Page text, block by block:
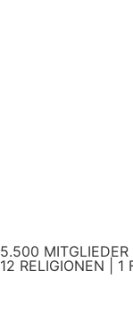
5.500
12 RELIGIONEN | 1